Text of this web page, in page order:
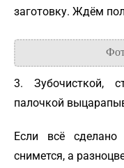
заготовку. Ждём
3. Зубочисткой,
палочкой
Если всё
снимется, а